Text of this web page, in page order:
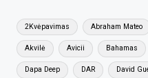
2Kvėpavimas Abraham Mateo
Akvilė Avicii Bahamas
Dapa Deep DAR David